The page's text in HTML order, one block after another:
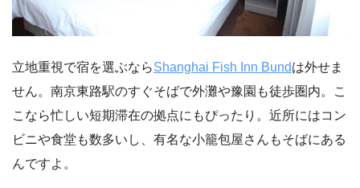
立地重視で宿を選ぶならShanghai Fish Inn Bundは外せま
せん。南京東路駅のすぐそばで外灘や豫園も徒歩圏内。こ
こなら忙しい短期滞在の拠点にもぴったり。近所にはコン
ビニや食堂も数多いし、有名な小籠包屋さんもそばにある
んですよ。